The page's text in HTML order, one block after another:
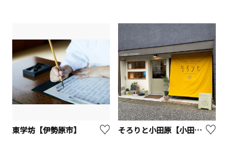
東学坊【伊勢原市】 そろりと小田原【小田原市】